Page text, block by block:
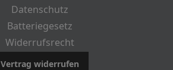
Datenschutz
Batteriegesetz
Widerrufsrecht
Vertrag widerrufen